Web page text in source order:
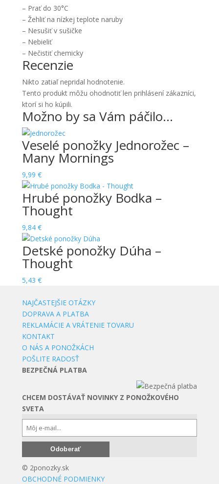
– Prať do 30°C
– Žehliť na nízkej teplote naruby
– Nesušiť v sušičke
– Nebieliť
– Nečistiť chemicky
Recenzie
Nikto zatiaľ nepridal hodnotenie.
Tento produkt môžu ohodnotiť len prihlásení zákazníci,
ktorí si ho kúpili.
Možno by sa Vám páčilo…
Veselé ponožky Jednorožec –
Many Mornings
9,99 €
Hrubé ponožky Bodka –
Thought
9,84 €
Detské ponožky Dúha –
Thought
5,43 €
NAJČASTEJŠIE OTÁZKY
DOPRAVA A PLATBA
REKLAMÁCIE A VRÁTENIE TOVARU
KONTAKT
O NÁS A PONOŽKÁCH
POŠLITE RADOSŤ
BEZPEČNÁ PLATBA
CHCEM DOSTÁVAŤ NOVINKY Z PONOŽKOVÉHO
SVETA
© 2ponozky.sk
OBCHODNÉ PODMIENKY